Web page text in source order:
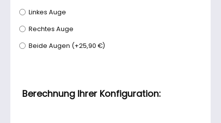
Linkes Auge
Rechtes Auge
Beide Augen (+25,90 €)
Berechnung Ihrer Konfiguration: